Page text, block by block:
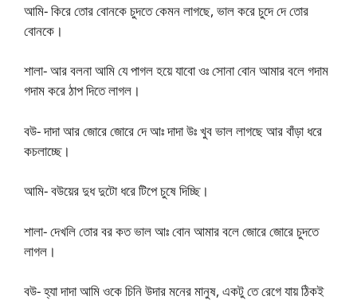
আমি- কিরে তোর বোনকে চুদতে কেমন লাগছে, ভাল করে চুদে দে তোর
বোনকে।
শালা- আর বলনা আমি যে পাগল হয়ে যাবো ওঃ সোনা বোন আমার বলে গদাম
গদাম করে ঠাপ দিতে লাগল।
বউ- দাদা আর জোরে জোরে দে আঃ দাদা উঃ খুব ভাল লাগছে আর বাঁড়া ধরে
কচলাচ্ছে।
আমি- বউয়ের দুধ দুটো ধরে টিপে চুষে দিচ্ছি।
শালা- দেখলি তোর বর কত ভাল আঃ বোন আমার বলে জোরে জোরে চুদতে
লাগল।
বউ- হ্যা দাদা আমি ওকে চিনি উদার মনের মানুষ, একটু তে রেগে যায় ঠিকই